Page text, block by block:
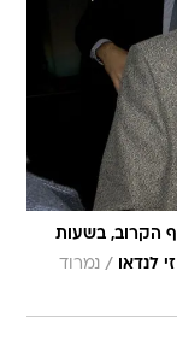
הקרוב, בשעות
לנדאו
/ נמרוד